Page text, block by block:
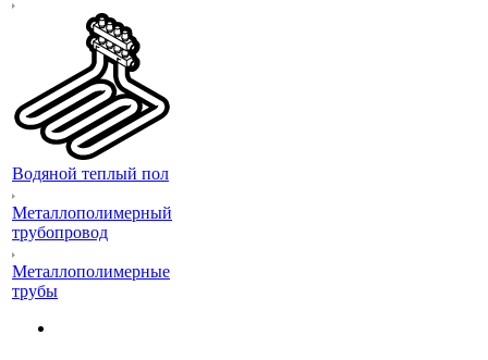
Водяной теплый пол
Металлополимерный
трубопровод
Металлополимерные
трубы